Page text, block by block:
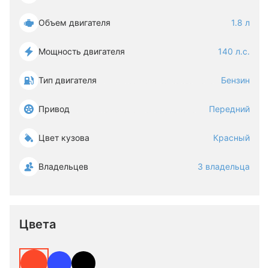
Объем двигателя 1.8 л
Мощность двигателя 140 л.с.
Тип двигателя Бензин
Привод Передний
Цвет кузова Красный
Владельцев 3 владельца
Цвета